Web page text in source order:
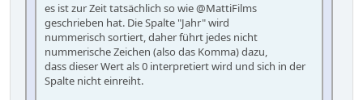
es ist zur Zeit tatsächlich so wie @MattiFilms
geschrieben hat. Die Spalte "Jahr" wird
nummerisch sortiert, daher führt jedes nicht
nummerische Zeichen (also das Komma) dazu,
dass dieser Wert als 0 interpretiert wird und sich in der
Spalte nicht einreiht.